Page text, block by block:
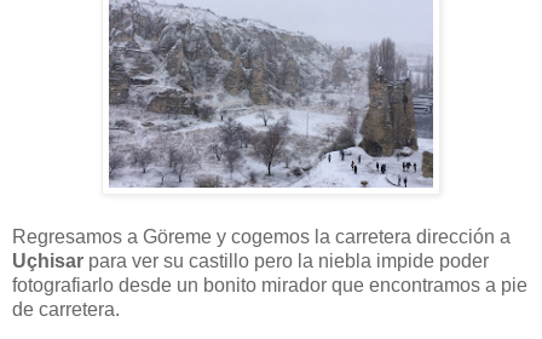
Regresamos a Göreme y cogemos la carretera dirección a
Uçhisar para ver su castillo pero la niebla impide poder
fotografiarlo desde un bonito mirador que encontramos a pie
de carretera.